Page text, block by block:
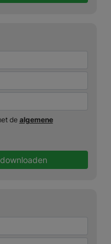
de algemene
Brochure downloaden